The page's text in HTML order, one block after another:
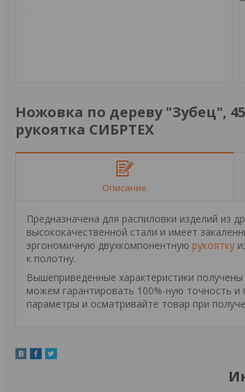
Ножовка по дереву "Зубец",
рукоятка СИБРТЕХ
Описание
Предназначена для распиловки изделий из
высококачественной стали и имеет
эргономичную двухкомпонентную рукоятку
к полотну.
Вышеприведенные характеристики
можем гарантировать 100%-ную точность
параметры и осматривайте товар при